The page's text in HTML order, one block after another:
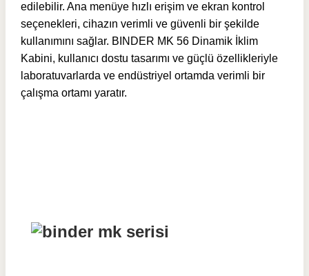
edilebilir. Ana menüye hızlı erişim ve ekran kontrol
seçenekleri, cihazın verimli ve güvenli bir şekilde
kullanımını sağlar. BINDER MK 56 Dinamik İklim
Kabini, kullanıcı dostu tasarımı ve güçlü özellikleriyle
laboratuvarlarda ve endüstriyel ortamda verimli bir
çalışma ortamı yaratır.